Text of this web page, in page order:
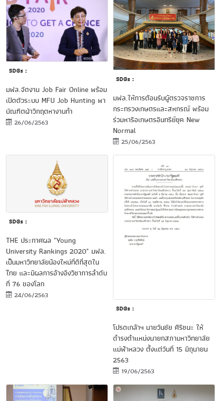
SDGs :
มฟล.จัดงาน Job Fair Online พร้อม
เปิดตัวระบบ MFU Job Hunting พา
บัณฑิตฝ่าวิกฤตหางานทำ
26/06/2563
SDGs :
มฟล.ให้การต้อนรับผู้ตรวจราชการ
กระทรวงเกษตรและสหกรณ์ พร้อม
ร่วมหารือเกษตรอินทรีย์ยุค New
Normal
25/06/2563
SDGs :
THE ประกาศผล "Young
University Rankings 2020" มฟล.
เป็นมหาวิทยาลัยน้องใหม่ที่ดีที่สุดใน
ไทย และมีผลการอ้างอิงวิชาการลำดับ
ที่ 76 ของโลก
24/06/2563
SDGs :
โปรดเกล้าฯ นายวันชัย ศิริชนะ ให้
ดำรงตำแหน่งนายกสภามหาวิทยาลัย
แม่ฟ้าหลวง ตั้งแต่วันที่ 15 มิถุนายน
2563
19/06/2563